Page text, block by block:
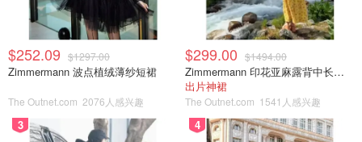
《内罗毕》（Nairobby） (2021)
2025年8月6日下架影片：
《单刀直入》（A Man Apart） (2003)
《DC萌宠特攻队》（DC League of Super-Pets）
(2022)
$252.09 $1297.00
Zimmermann 波点植绒薄纱短裙
The Outnet.com 2076人感兴趣
$299.00 $1494.00
Zimmermann 印花亚麻露背中长连衣裙
出片神裙
The Outnet.com 1541人感兴趣
3 4